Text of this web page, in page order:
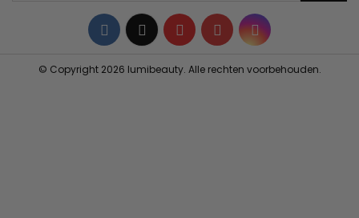
Facebook
TwitterYouTubePinterestInstagram
© Copyright 2026 lumibeauty. Alle rechten voorbehouden.